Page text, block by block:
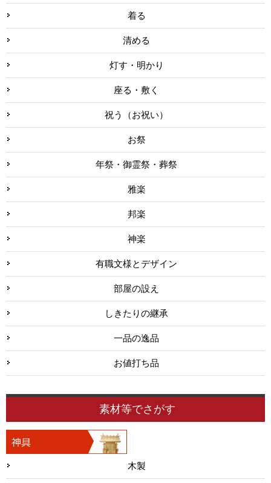
着る
清める
灯す・明かり
座る・敷く
祝う（お祝い）
お祭
年祭・御霊祭・葬祭
雅楽
邦楽
神楽
有職文様とデザイン
部屋の設え
しきたりの継承
一品の逸品
お値打ち品
素材等でさがす
木製